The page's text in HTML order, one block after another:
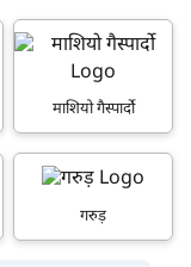
माशियो गैस्पार्दो
गरुड़